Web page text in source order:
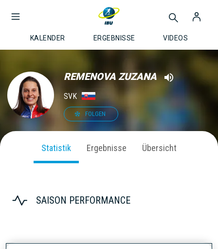
KALENDER ERGEBNISSE VIDEOS
REMENOVA ZUZANA
SVK
FOLGEN
Statistik Ergebnisse Übersicht
SAISON PERFORMANCE